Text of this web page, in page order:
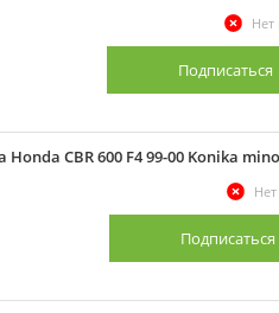
Нет
Подписаться
CBR 600 F4 99-00 Konika
Подписаться